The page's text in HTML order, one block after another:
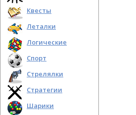
Квесты
Леталки
Логические
Спорт
Стрелялки
Стратегии
Шарики